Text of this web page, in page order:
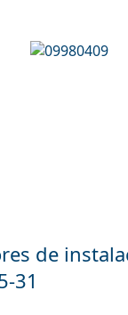
de
31